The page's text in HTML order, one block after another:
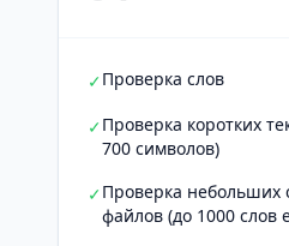
✓Проверка слов
✓Проверка коротких
700 символов)
✓Проверка небольших
файлов (до 1000 слов